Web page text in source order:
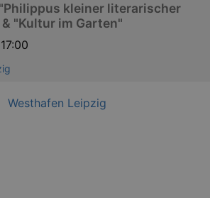
kleiner literarischer
"Kultur im Garten"